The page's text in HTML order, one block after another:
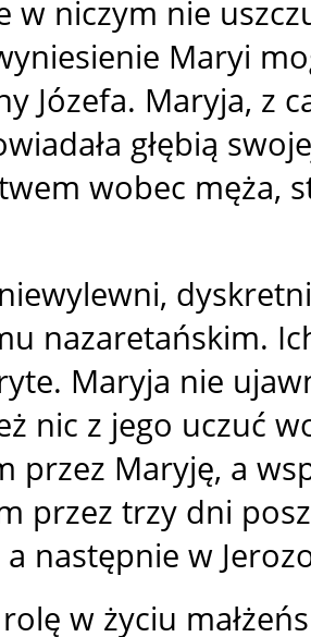
w niczym nie
Maryi
Józefa. Maryja, z
głębią
wobec męża,
nazaretańskim.
Maryja nie
nic z jego uczuć
przez Maryję, a
przez trzy dni
następnie w
w życiu